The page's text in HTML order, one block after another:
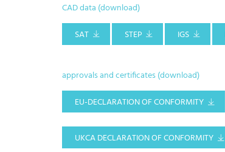
CAD data (download)
SAT
STEP IGS
approvals and certificates (download)
EU-DECLARATION OF CONFORMITY
UKCA DECLARATION OF CONFORMITY